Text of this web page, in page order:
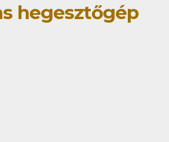
hegesztőgép